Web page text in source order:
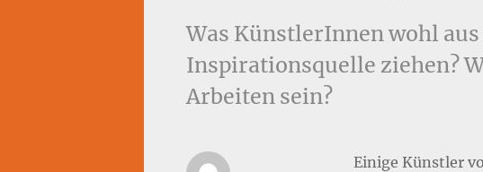
Was KünstlerInnen wohl
Inspirationsquelle ziehen?
Arbeiten sein?
Einige Künstler